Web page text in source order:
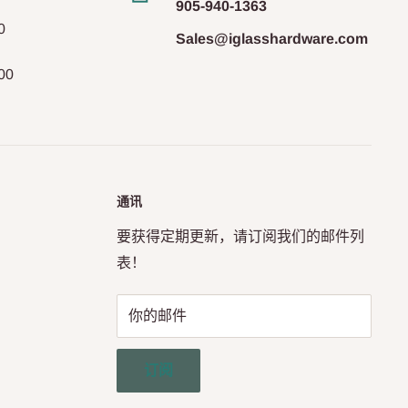
905-940-1363
Sales@iglasshardware.com
通讯
要获得定期更新，请订阅我们的邮件列
表！
你的邮件
订阅